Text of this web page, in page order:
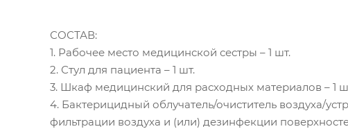
СОСТАВ:
1. Рабочее место медицинской сестры – 1 шт.
2. Стул для пациента – 1 шт.
3. Шкаф медицинский для расходных материалов – 1
4. Бактерицидный облучатель/очиститель воздуха/
фильтрации воздуха и (или) дезинфекции